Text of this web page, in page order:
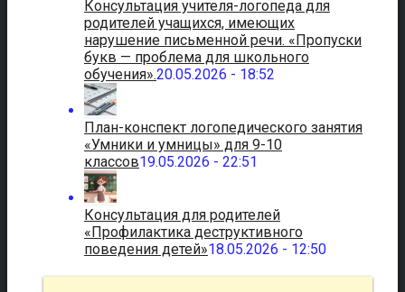
Консультация учителя-логопеда для
родителей учащихся, имеющих
нарушение письменной речи. «Пропуски
букв — проблема для школьного
обучения».20.05.2026 - 18:52
План-конспект логопедического занятия
«Умники и умницы» для 9-10
классов19.05.2026 - 22:51
Консультация для родителей
«Профилактика деструктивного
поведения детей»18.05.2026 - 12:50